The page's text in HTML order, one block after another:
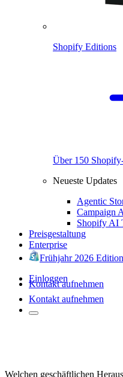
Shopify Editions
Über 150
Neueste Updates
Agentic
Campaign
Shopify AI
Preisgestaltung
Enterprise
Frühjahr 2026 Edition
Einloggen
Kontakt aufnehmen
Kontakt aufnehmen
Welchen geschäftlichen